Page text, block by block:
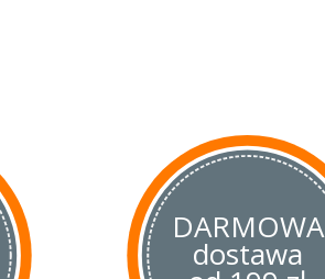
DARMOWA
dostawa